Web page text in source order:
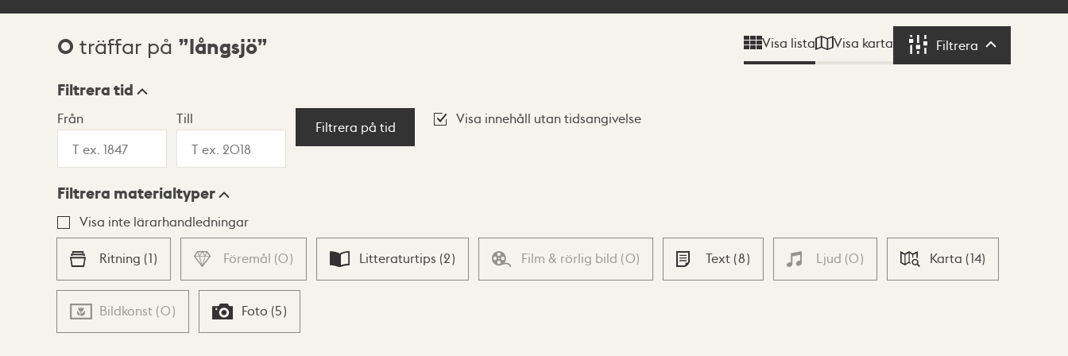
Sökresultat
0 träffar på långsjö Visa lista Visa karta Filtrera Filtrera
Visningsläge
Lista Karta
Filtrera tid
Från Till
Filtrera på tid
Visa innehåll utan tidsangivelse
Filtrera materialtyper
Visa inte lärarhandledningar
Ritning (1) Föremål (0) Litteraturtips (2) Film & rörlig bild (0) Text (8) Ljud (0) Karta (14)
Bildkonst (0) Foto (5)